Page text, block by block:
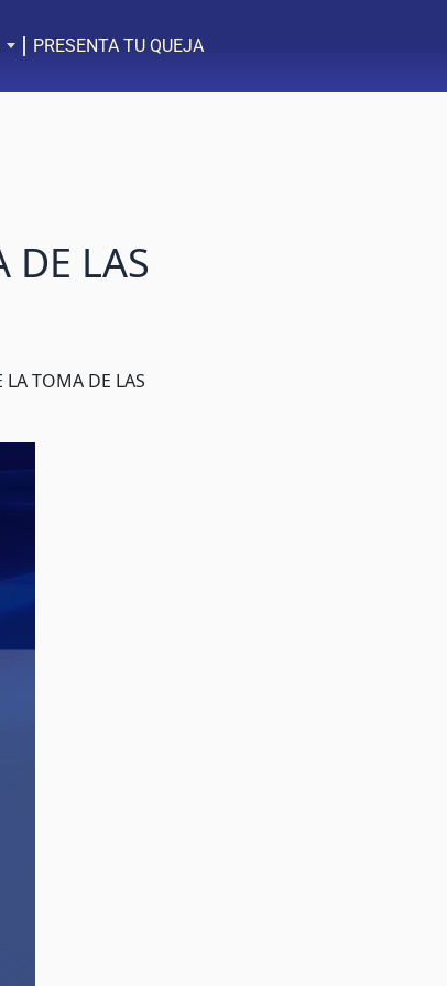
PRESENTA TU QUEJA
LAS
TOMA DE LAS